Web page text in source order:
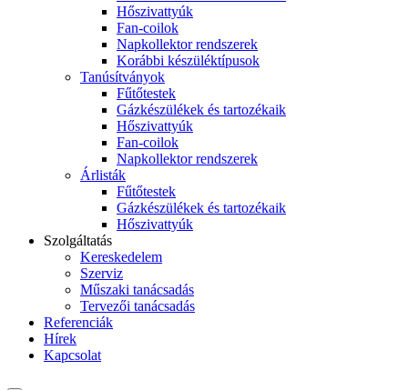
Hőszivattyúk
Fan-coilok
Napkollektor rendszerek
Korábbi készüléktípusok
Tanúsítványok
Fűtőtestek
Gázkészülékek és tartozékaik
Hőszivattyúk
Fan-coilok
Napkollektor rendszerek
Árlisták
Fűtőtestek
Gázkészülékek és tartozékaik
Hőszivattyúk
Szolgáltatás
Kereskedelem
Szerviz
Műszaki tanácsadás
Tervezői tanácsadás
Referenciák
Hírek
Kapcsolat